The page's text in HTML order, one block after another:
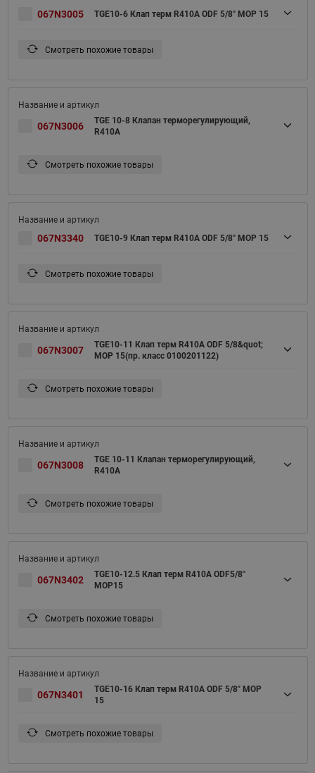
067N3005 TGE10-6 Клап терм R410A ODF 5/8" MOP 15
Смотреть похожие товары
067N3006
TGE 10-8 Клапан терморегулирующий,
R410A
Смотреть похожие товары
067N3340 TGE10-9 Клап терм R410A ODF 5/8" MOP 15
Смотреть похожие товары
067N3007
TGE10-11 Клап терм R410A ODF 5/8&quot;
MOP 15(пр. класс 0100201122)
Смотреть похожие товары
067N3008
TGE 10-11 Клапан терморегулирующий,
R410A
Смотреть похожие товары
067N3402
TGE10-12.5 Клап терм R410A ODF5/8"
MOP15
Смотреть похожие товары
067N3401
TGE10-16 Клап терм R410A ODF 5/8" MOP
15
Смотреть похожие товары